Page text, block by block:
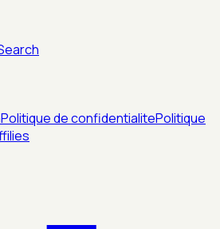
Politique de confidentialitePolitique